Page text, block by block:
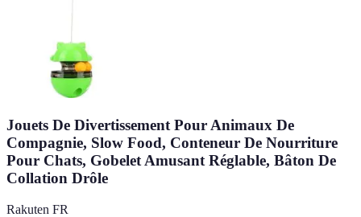
Jouets De Divertissement Pour Animaux De
Compagnie, Slow Food, Conteneur De Nourriture
Pour Chats, Gobelet Amusant Réglable, Bâton De
Collation Drôle
Rakuten FR